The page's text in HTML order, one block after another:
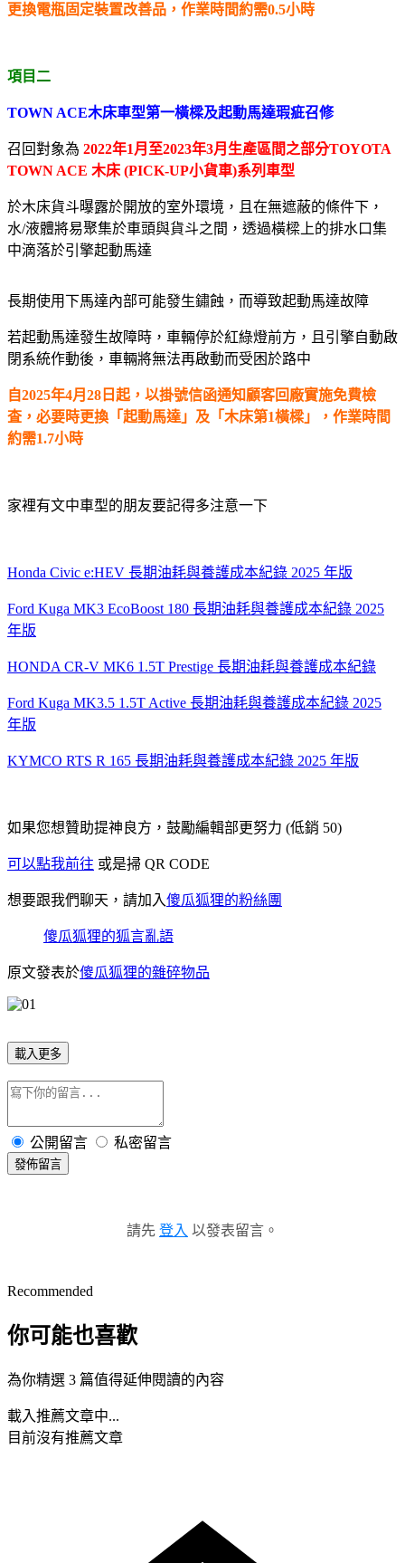
更換電瓶固定裝置改善品，作業時間約需0.5小時
項目二
TOWN ACE木床車型第一橫樑及起動馬達瑕疵召修
召回對象為 2022年1月至2023年3月生產區間之部分TOYOTA
TOWN ACE 木床 (PICK-UP小貨車)系列車型
於木床貨斗曝露於開放的室外環境，且在無遮蔽的條件下，
水/液體將易聚集於車頭與貨斗之間，透過橫樑上的排水口集
中滴落於引擎起動馬達
長期使用下馬達內部可能發生鏽蝕，而導致起動馬達故障
若起動馬達發生故障時，車輛停於紅綠燈前方，且引擎自動啟
閉系統作動後，車輛將無法再啟動而受困於路中
自2025年4月28日起，以掛號信函通知顧客回廠實施免費檢
査，必要時更換「起動馬達」及「木床第1橫樑」，作業時間
約需1.7小時
家裡有文中車型的朋友要記得多注意一下
Honda Civic e:HEV 長期油耗與養護成本紀錄 2025 年版
Ford Kuga MK3 EcoBoost 180 長期油耗與養護成本紀錄 2025
年版
HONDA CR-V MK6 1.5T Prestige 長期油耗與養護成本紀錄
Ford Kuga MK3.5 1.5T Active 長期油耗與養護成本紀錄 2025
年版
KYMCO RTS R 165 長期油耗與養護成本紀錄 2025 年版
如果您想贊助提神良方，鼓勵編輯部更努力 (低銷 50)
可以點我前往 或是掃 QR CODE
想要跟我們聊天，請加入傻瓜狐狸的粉絲團
傻瓜狐狸的狐言亂語
原文發表於傻瓜狐狸的雜碎物品
載入更多
公開留言 私密留言
發佈留言
請先 登入 以發表留言。
Recommended
你可能也喜歡
為你精選 3 篇值得延伸閱讀的內容
載入推薦文章中...
目前沒有推薦文章